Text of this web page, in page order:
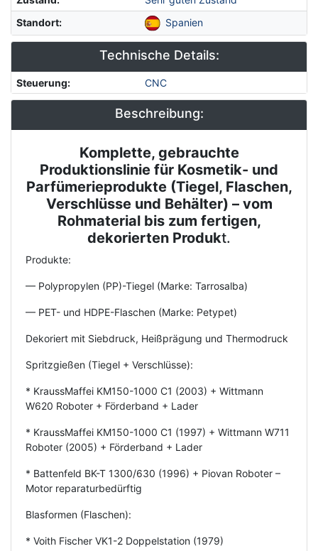
Standort: Spanien
Technische Details:
Steuerung: CNC
Beschreibung:
DescriptionKomplette, gebrauchte
Produktionslinie für Kosmetik- und
Parfümerieprodukte (Tiegel, Flaschen,
Verschlüsse und Behälter) – vom
Rohmaterial bis zum fertigen,
dekorierten Produkt.
Produkte:
— Polypropylen (PP)-Tiegel (Marke: Tarrosalba)
— PET- und HDPE-Flaschen (Marke: Petypet)
Dekoriert mit Siebdruck, Heißprägung und Thermodruck
Spritzgießen (Tiegel + Verschlüsse):
* KraussMaffei KM150-1000 C1 (2003) + Wittmann
W620 Roboter + Förderband + Lader
* KraussMaffei KM150-1000 C1 (1997) + Wittmann W711
Roboter (2005) + Förderband + Lader
* Battenfeld BK-T 1300/630 (1996) + Piovan Roboter –
Motor reparaturbedürftig
Blasformen (Flaschen):
* Voith Fischer VK1-2 Doppelstation (1979)